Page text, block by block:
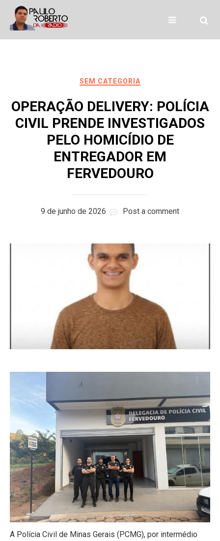
content
SEM CATEGORIA
OPERAÇÃO DELIVERY: POLÍCIA
CIVIL PRENDE INVESTIGADOS
PELO HOMICÍDIO DE
ENTREGADOR EM
FERVEDOURO
9 de junho de 2026 Post a comment
A Polícia Civil de Minas Gerais (PCMG), por intermédio